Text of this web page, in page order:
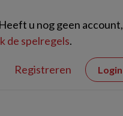
u nog geen account,
de spelregels.
Registreren Login